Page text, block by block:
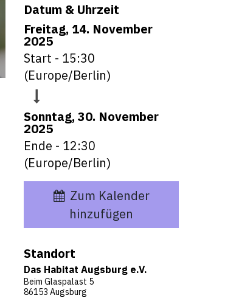
Datum & Uhrzeit
Freitag, 14. November
2025
Start - 15:30
(Europe/Berlin)
Sonntag, 30. November
2025
Ende - 12:30
(Europe/Berlin)
Zum Kalender
hinzufügen
Standort
Das Habitat Augsburg e.V.
Beim Glaspalast 5
86153 Augsburg